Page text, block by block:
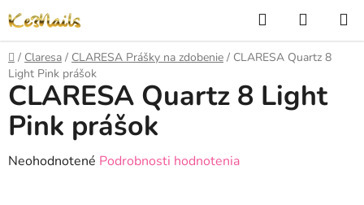
na
obsah
Hľadať
KOŠÍK
Domov
/ Claresa / CLARESA Prášky na zdobenie / CLARESA Quartz 8
Light Pink prášok
CLARESA Quartz 8 Light
Pink prášok
Priemerné
Neohodnotené Podrobnosti hodnotenia